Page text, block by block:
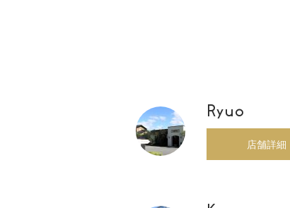
Ryuo
店舗詳細